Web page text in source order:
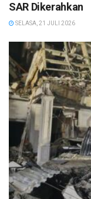
SAR Dikerahkan
SELASA, 21 JULI 2026